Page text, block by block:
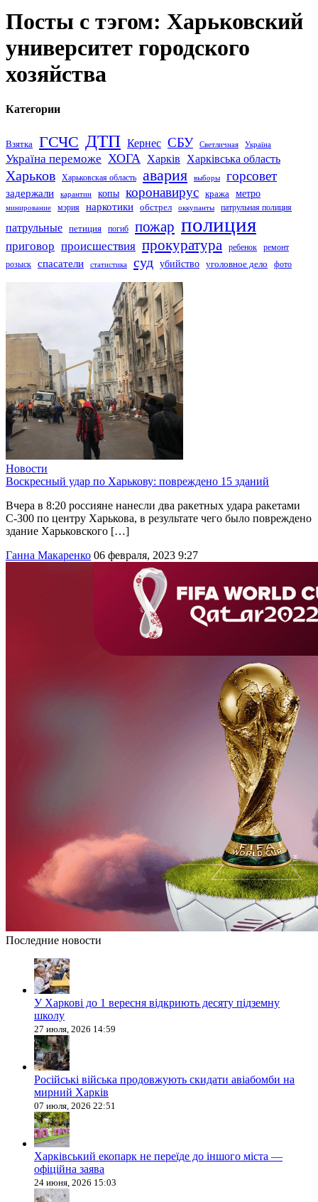
Посты с тэгом: Харьковский
университет городского
хозяйства
Категории
Взятка ГСЧС ДТП Кернес СБУ Светличная Україна
Україна переможе ХОГА Харків Харківська область
Харьков Харьковская область авария выборы горсовет
задержали карантин копы коронавирус кража метро
минирование мэрия наркотики обстрел оккупанты патрульная полиция
патрульные петиция погиб пожар полиция
приговор происшествия прокуратура ребенок
ремонт
розыск
спасатели статистика суд убийство уголовное дело фото
Новости
Воскресный удар по Харькову: повреждено 15 зданий
Вчера в 8:20 россияне нанесли два ракетных удара ракетами
С-300 по центру Харькова, в результате чего было повреждено
здание Харьковского […]
Ганна Макаренко 06 февраля, 2023 9:27
Последние новости
У Харкові до 1 вересня відкриють десяту підземну
школу
27 июля, 2026 14:59
Російські війська продовжують скидати авіабомби на
мирний Харків
07 июля, 2026 22:51
Харківський екопарк не переїде до іншого міста —
офіційна заява
24 июня, 2026 15:03